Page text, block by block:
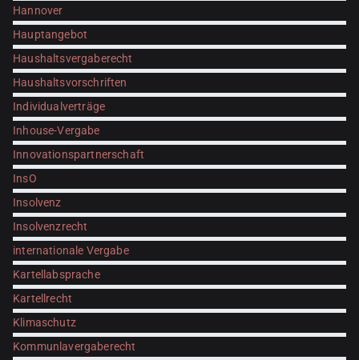
Hannover
Hauptangebot
Haushaltsvergaberecht
Haushaltsvorschriften
Individualverträge
Inhouse-Vergabe
Innovationspartnerschaft
InsO
Insolvenz
Insolvenzrecht
internationale Vergabe
Kartellabsprache
Kartellrecht
Klimaschutz
Kommunlavergaberecht